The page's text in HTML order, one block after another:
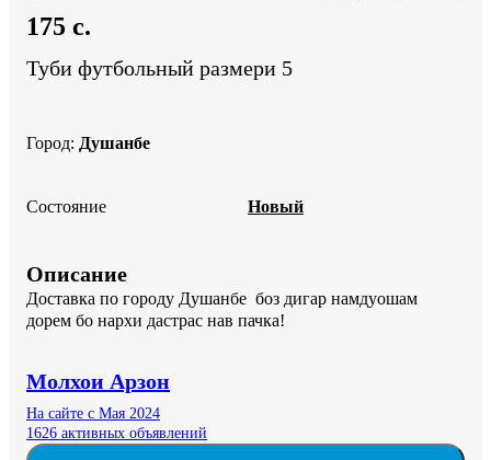
175 c.
Туби футбольный размери 5
Город: Душанбе
Состояние Новый
Описание
Доставка по городу Душанбе  боз дигар намдуошам
дорем бо нархи дастрас нав пачка!
Молхои Арзон
На сайте с Мая 2024
1626 активных объявлений